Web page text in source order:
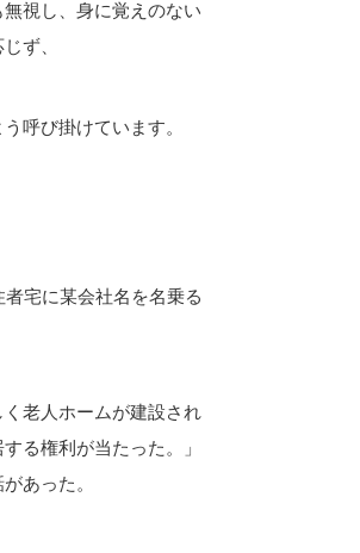
無視し、身に覚えのない
ず、
呼び掛けています。
宅に某会社名を名乗る
く老人ホームが建設され
る権利が当たった。」
あった。